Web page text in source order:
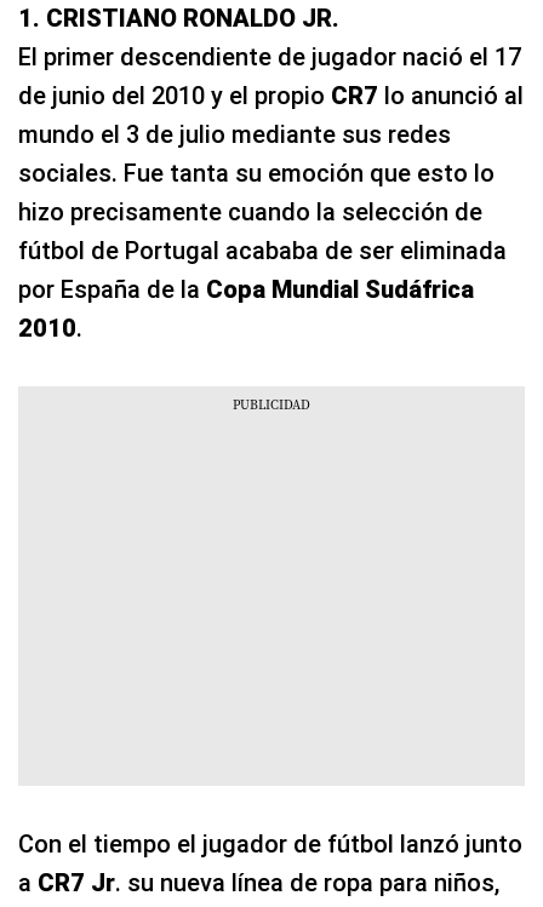
1. CRISTIANO RONALDO JR.
El primer descendiente de jugador nació el 17
de junio del 2010 y el propio CR7 lo anunció al
mundo el 3 de julio mediante sus redes
sociales. Fue tanta su emoción que esto lo
hizo precisamente cuando la selección de
fútbol de Portugal acababa de ser eliminada
por España de la Copa Mundial Sudáfrica
2010.
Con el tiempo el jugador de fútbol lanzó junto
a CR7 Jr. su nueva línea de ropa para niños,